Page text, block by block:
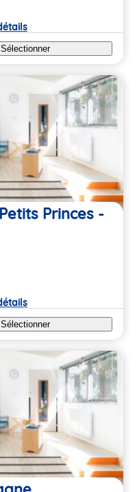
Sélectionner
Princes -
Sélectionner